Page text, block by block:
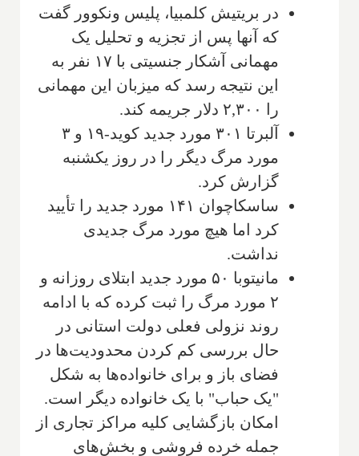
در بریتیش کلمبیا، پلیس ونکوور گفت
که آنها پس از تجزیه و تحلیل یک
مهمانی آشکار جنسیتی با ۱۷ نفر به
این نتیجه رسد که میزبان این مهمانی
را ۲,۳۰۰ دلار جریمه کند.
آلبرتا ۳۰۱ مورد جدید کوید-۱۹ و ۳
مورد مرگ دیگر را در روز یکشنبه
گزارش کرد.
ساسکاچوان ۱۴۱ مورد جدید را تأیید
کرد اما هیچ مورد مرگ جدیدی
نداشت.
مانیتوبا ۵۰ مورد جدید ابتلای روزانه و
۲ مورد مرگ را ثبت کرده که با ادامه
روند نزولی فعلی دولت استانی در
حال بررسی کم کردن محدودیت‌ها در
فضای باز و برای خانواده‌ها به شکل
"یک حباب" با یک خانواده دیگر است.
امکان بازگشایی کلیه مراکز تجاری از
جمله خرده فروشی و بخش‌های